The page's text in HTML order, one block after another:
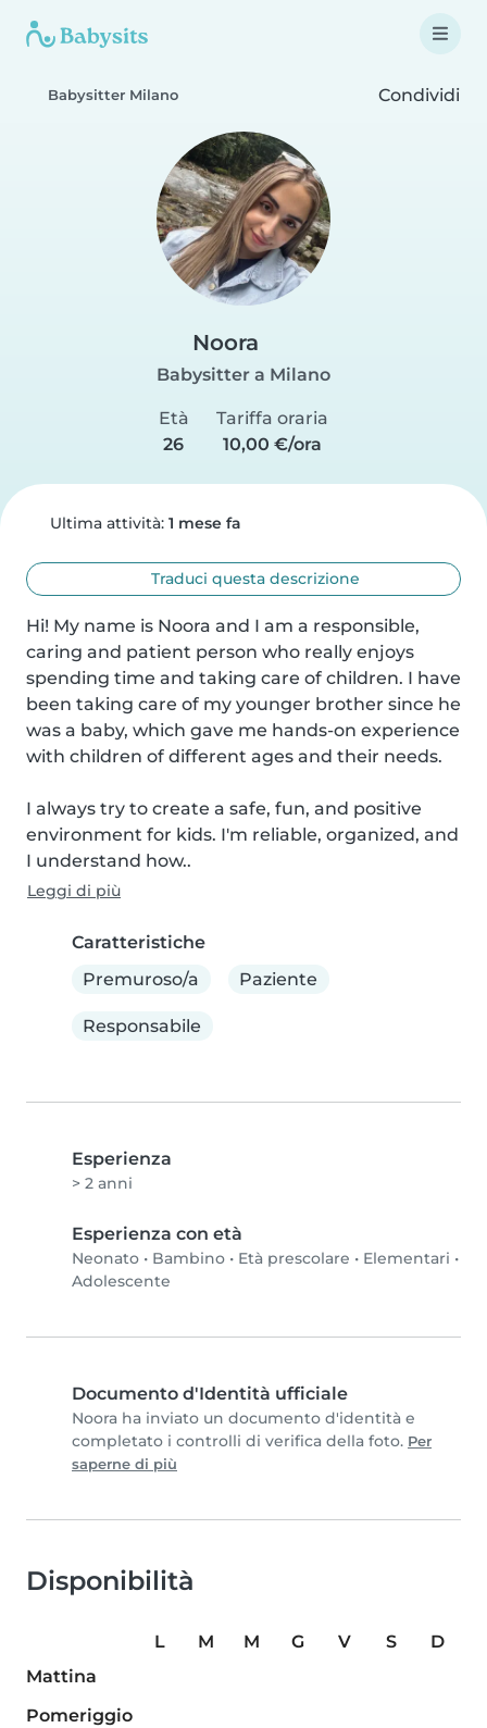
Babysitter Milano Condividi
Noora
Babysitter a Milano
Età
26
Tariffa oraria
10,00 €/ora
Ultima attività: 1 mese fa
Traduci questa descrizione
Hi! My name is Noora and I am a responsible,
caring and patient person who really enjoys
spending time and taking care of children. I have
been taking care of my younger brother since he
was a baby, which gave me hands-on experience
with children of different ages and their needs.
I always try to create a safe, fun, and positive
environment for kids. I'm reliable, organized, and
I understand how..
Leggi di più
Caratteristiche
Premuroso/a
Paziente
Responsabile
Esperienza
> 2 anni
Esperienza con età
Neonato • Bambino • Età prescolare • Elementari •
Adolescente
Documento d'Identità ufficiale
Noora ha inviato un documento d'identità e
completato i controlli di verifica della foto. Per
saperne di più
Disponibilità
L M M G V S
D
Mattina
Pomeriggio